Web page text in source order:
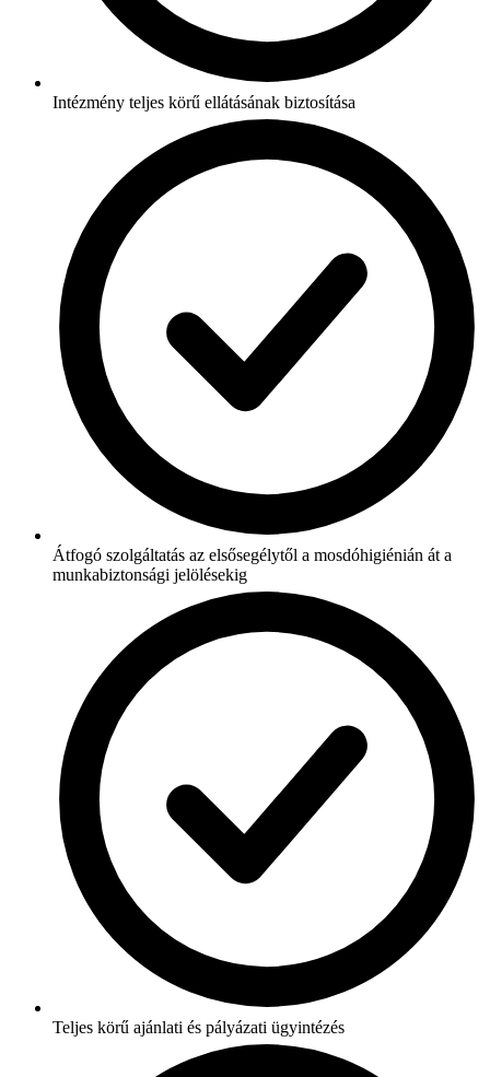
Intézmény teljes körű ellátásának biztosítása
Átfogó szolgáltatás az elsősegélytől a mosdóhigiénián át a
munkabiztonsági jelölésekig
Teljes körű ajánlati és pályázati ügyintézés